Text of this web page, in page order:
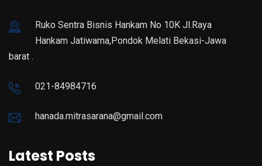
Ruko Sentra Bisnis Hankam No 10K Jl.Raya
Hankam Jatiwarna,Pondok Melati Bekasi-Jawa
barat .
021-84984716
hanada.mitrasarana@gmail.com
Latest Posts